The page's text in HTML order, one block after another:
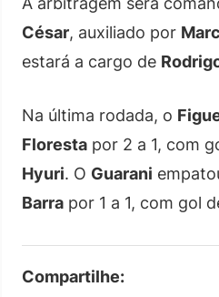
César, auxiliado por
estará a cargo de
Na última rodada, o
Floresta por 2 a 1, com
Hyuri. O Guarani
Barra por 1 a 1, com gol
Compartilhe: